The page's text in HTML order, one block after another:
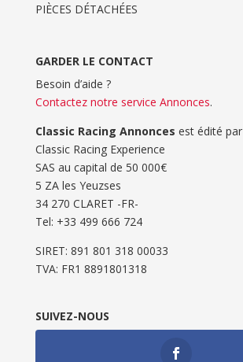
PIÈCES DÉTACHÉES
GARDER LE CONTACT
Besoin d’aide ?
Contactez notre service Annonces.
Classic Racing Annonces est édité par
Classic Racing Experience
SAS au capital de 50 000€
5 ZA les Yeuzses
34 270 CLARET -FR-
Tel: ‭+33 499 666 724‬
SIRET: 891 801 318 00033
TVA: FR1 8891801318
SUIVEZ-NOUS